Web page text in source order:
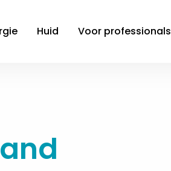
Huid Voor professionals